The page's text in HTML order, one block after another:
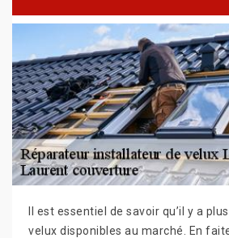
Il est essentiel de savoir qu’il y a
velux disponibles au marché. En